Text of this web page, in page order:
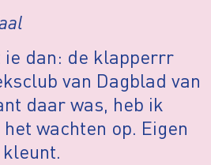
ie dan: de klapperrr
van Dagblad van
daar was, heb ik
wachten op. Eigen